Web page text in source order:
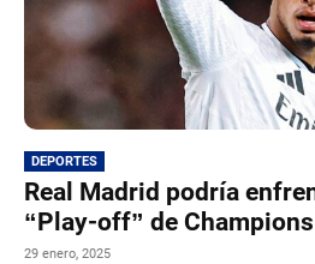
DEPORTES
Real Madrid podría
“Play-off” de Champions
29 enero, 2025